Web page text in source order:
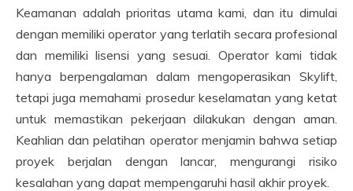
Keamanan adalah prioritas utama kami, dan itu dimulai
dengan memiliki operator yang terlatih secara profesional
dan memiliki lisensi yang sesuai. Operator kami tidak
hanya berpengalaman dalam mengoperasikan Skylift,
tetapi juga memahami prosedur keselamatan yang ketat
untuk memastikan pekerjaan dilakukan dengan aman.
Keahlian dan pelatihan operator menjamin bahwa setiap
proyek berjalan dengan lancar, mengurangi risiko
kesalahan yang dapat mempengaruhi hasil akhir proyek.